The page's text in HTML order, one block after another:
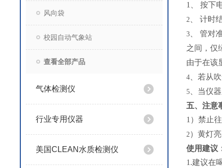
风向袋
校园自动气象站
查看全部产品
气体检测仪
行业专用仪器
美国CLEAN水质检测仪
1
、 按下
2 、 计时
3 、 管对
之间，仅
由于在该
4 、若从
5 、当仪
五、注意
1 ）禁止
2）黄灯
使用建议
1.建议在